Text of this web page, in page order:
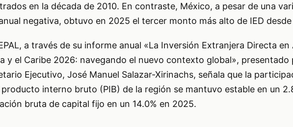
en la década de 2010. En contraste, México, a pesar de una
negativa, obtuvo en 2025 el tercer monto más alto de IED desde
a través de su informe anual «La Inversión Extranjera Directa en
y el Caribe 2026: navegando el nuevo contexto global», presentado
Ejecutivo, José Manuel Salazar-Xirinachs, señala que la
producto interno bruto (PIB) de la región se mantuvo estable en un
bruta de capital fijo en un 14.0% en 2025.